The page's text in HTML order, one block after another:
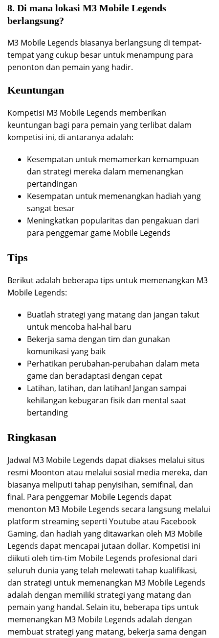
8. Di mana lokasi M3 Mobile Legends
berlangsung?
M3 Mobile Legends biasanya berlangsung di tempat-
tempat yang cukup besar untuk menampung para
penonton dan pemain yang hadir.
Keuntungan
Kompetisi M3 Mobile Legends memberikan
keuntungan bagi para pemain yang terlibat dalam
kompetisi ini, di antaranya adalah:
Kesempatan untuk memamerkan kemampuan
dan strategi mereka dalam memenangkan
pertandingan
Kesempatan untuk memenangkan hadiah yang
sangat besar
Meningkatkan popularitas dan pengakuan dari
para penggemar game Mobile Legends
Tips
Berikut adalah beberapa tips untuk memenangkan M3
Mobile Legends:
Buatlah strategi yang matang dan jangan takut
untuk mencoba hal-hal baru
Bekerja sama dengan tim dan gunakan
komunikasi yang baik
Perhatikan perubahan-perubahan dalam meta
game dan beradaptasi dengan cepat
Latihan, latihan, dan latihan! Jangan sampai
kehilangan kebugaran fisik dan mental saat
bertanding
Ringkasan
Jadwal M3 Mobile Legends dapat diakses melalui situs
resmi Moonton atau melalui sosial media mereka, dan
biasanya meliputi tahap penyisihan, semifinal, dan
final. Para penggemar Mobile Legends dapat
menonton M3 Mobile Legends secara langsung melalui
platform streaming seperti Youtube atau Facebook
Gaming, dan hadiah yang ditawarkan oleh M3 Mobile
Legends dapat mencapai jutaan dollar. Kompetisi ini
diikuti oleh tim-tim Mobile Legends profesional dari
seluruh dunia yang telah melewati tahap kualifikasi,
dan strategi untuk memenangkan M3 Mobile Legends
adalah dengan memiliki strategi yang matang dan
pemain yang handal. Selain itu, beberapa tips untuk
memenangkan M3 Mobile Legends adalah dengan
membuat strategi yang matang, bekerja sama dengan